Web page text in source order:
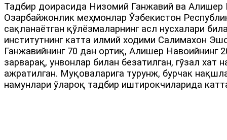
Тадбир доирасида Низомий Ганжавий ва
Озарбайжонлик меҳмонлар Ўзбекистон
сақланаётган қўлёзмаларнинг асл нусхалари
институтнинг катта илмий ходими Салимахон
Ганжавийнинг 70 дан ортиқ, Алишер Навоийнинг
зарварақ, унвонлар билан безатилган, гўзал
ажратилган. Муқоваларига турунж, бурчак
намунлари ўлароқ тадбир иштирокчиларида